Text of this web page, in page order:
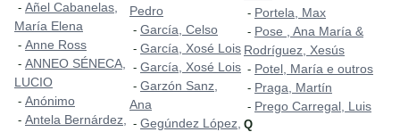
- Añel Cabanelas,
María Elena
- Anne Ross
- ANNEO SÉNECA,
LUCIO
- Anónimo
- Antela Bernárdez,
Pedro
- García, Celso
- García, Xosé Lois
- García, Xosé Lois
- Garzón Sanz,
Ana
- Gegúndez López,
- Portela, Max
- Pose , Ana María &
Rodríguez, Xesús
- Potel, María e outros
- Praga, Martín
- Prego Carregal, Luis
Q